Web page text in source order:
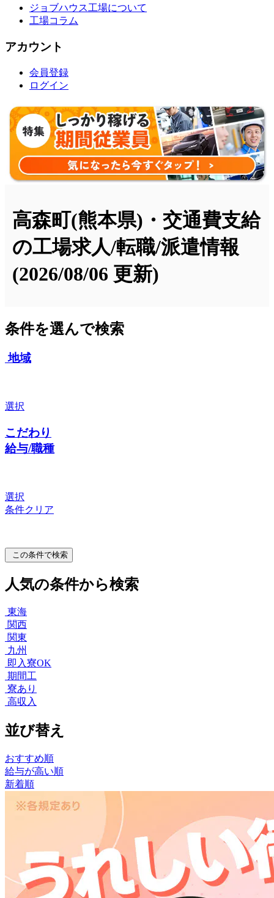
ジョブハウス工場について
工場コラム
アカウント
会員登録
ログイン
高森町(熊本県)・交通費支給
の工場求人/転職/派遣情報
(2026/08/06 更新)
条件を選んで検索
地域
選択
こだわり
給与/職種
選択
条件クリア
この条件で検索
人気の条件から検索
東海
関西
関東
九州
即入寮OK
期間工
寮あり
高収入
並び替え
おすすめ順
給与が高い順
新着順